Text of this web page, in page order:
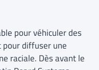
pour véhiculer des
pour diffuser une
raciale. Dès avant le